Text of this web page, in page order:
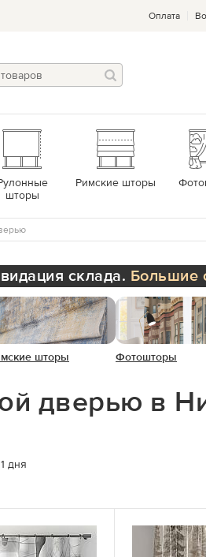
Оплата
шторы
Римские шторы
склада. Большие
шторы Фотошторы
дверью в
дня